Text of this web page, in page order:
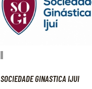
SOCIEDADE GINASTICA IJUI